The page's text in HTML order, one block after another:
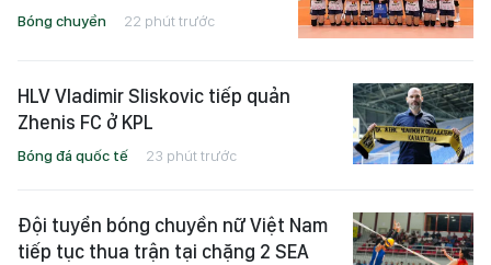
Bóng chuyền 22 phút trước
HLV Vladimir Sliskovic tiếp quản
Zhenis FC ở KPL
Bóng đá quốc tế 23 phút trước
Đội tuyển bóng chuyền nữ Việt Nam
tiếp tục thua trận tại chặng 2 SEA